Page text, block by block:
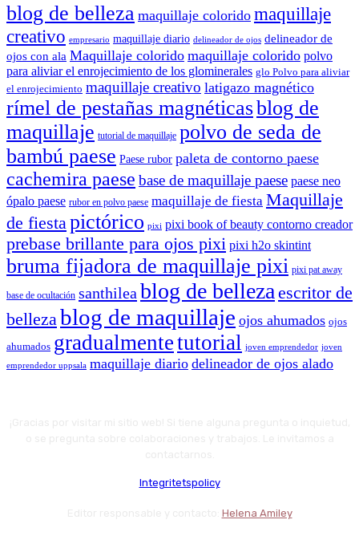
blog de belleza maquillaje colorido maquillaje
creativo empresario maquillaje diario delineador de ojos delineador de
ojos con ala Maquillaje colorido maquillaje colorido polvo
para aliviar el enrojecimiento de los glominerales glo Polvo para aliviar
el enrojecimiento maquillaje creativo latigazo magnético
rímel de pestañas magnéticasblog de
maquillaje tutorial de maquillaje polvo de seda de
bambú paese Paese rubor paleta de contorno paese
cachemira paese base de maquillaje paese paese neo
ópalo paese rubor en polvo paese maquillaje de fiesta Maquillaje
de fiestapictórico pixi pixi book of beauty contorno creador
prebase brillante para ojos pixi pixi h2o skintint
bruma fijadora de maquillaje pixi pixi pat away
base de ocultación santhilea blog de belleza escritor de
belleza blog de maquillaje ojos ahumados ojos
ahumados gradualmentetutorial joven emprendedor joven
emprendedor uppsala maquillaje diario delineador de ojos alado
Integritetspolicy
Helena Amiley